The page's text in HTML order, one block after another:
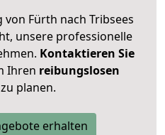
von Fürth nach Tribsees
unsere professionelle
Kontaktieren Sie
Ihren reibungslosen
zu planen.
erhalten